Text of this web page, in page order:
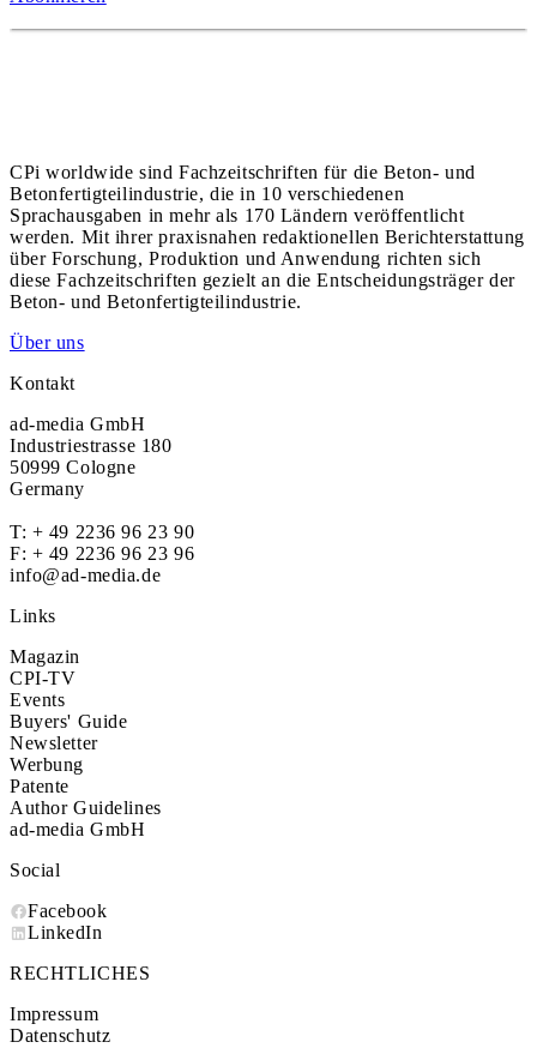
CPi worldwide sind Fachzeitschriften für die Beton- und
Betonfertigteilindustrie, die in 10 verschiedenen
Sprachausgaben in mehr als 170 Ländern veröffentlicht
werden. Mit ihrer praxisnahen redaktionellen Berichterstattung
über Forschung, Produktion und Anwendung richten sich
diese Fachzeitschriften gezielt an die Entscheidungsträger der
Beton- und Betonfertigteilindustrie.
Über uns
Kontakt
ad-media GmbH
Industriestrasse 180
50999 Cologne
Germany
T: + 49 2236 96 23 90
F: + 49 2236 96 23 96
info@ad-media.de
Links
Magazin
CPI-TV
Events
Buyers' Guide
Newsletter
Werbung
Patente
Author Guidelines
ad-media GmbH
Social
Facebook
LinkedIn
RECHTLICHES
Impressum
Datenschutz